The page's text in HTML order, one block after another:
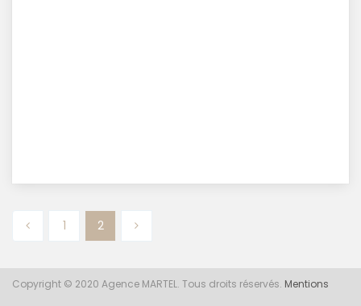
1 2
Copyright © 2020 Agence MARTEL. Tous droits réservés. Mentions